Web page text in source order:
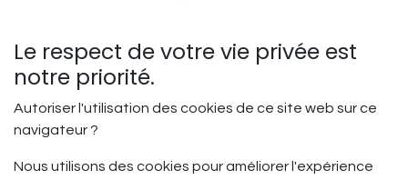
Le respect de votre vie privée est
notre priorité.
Autoriser l'utilisation des cookies de ce site web sur ce
navigateur ?
Nous utilisons des cookies pour améliorer l'expérience